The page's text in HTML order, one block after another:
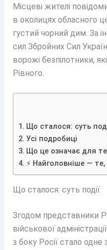
Місцеві жителі
в околицях обласного
густий чорний дим. За
сил Збройних Сил
ворожі безпілотники,
Рівного.
Що сталося: суть
Усі подробиці
Що це означає для
⚡ Найголовніше —
Що сталося: суть події
Згодом представники
військової
з боку Росії стало